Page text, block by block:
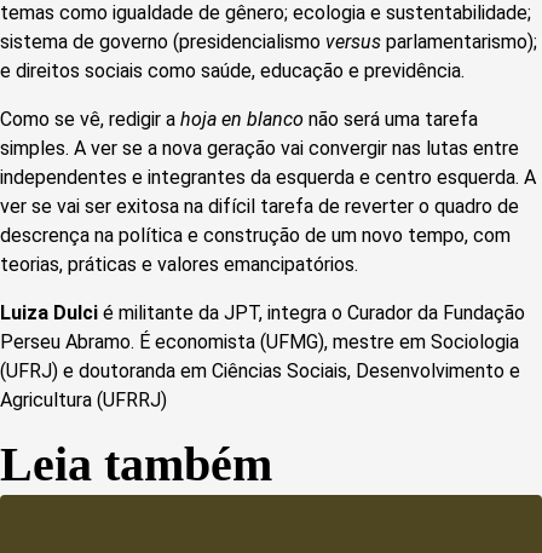
temas como igualdade de gênero; ecologia e sustentabilidade;
sistema de governo (presidencialismo versus parlamentarismo);
e direitos sociais como saúde, educação e previdência.
Como se vê, redigir a hoja en blanco não será uma tarefa
simples. A ver se a nova geração vai convergir nas lutas entre
independentes e integrantes da esquerda e centro esquerda. A
ver se vai ser exitosa na difícil tarefa de reverter o quadro de
descrença na política e construção de um novo tempo, com
teorias, práticas e valores emancipatórios.
Luiza Dulci é militante da JPT, integra o Curador da Fundação
Perseu Abramo. É economista (UFMG), mestre em Sociologia
(UFRJ) e doutoranda em Ciências Sociais, Desenvolvimento e
Agricultura (UFRRJ)
Leia também